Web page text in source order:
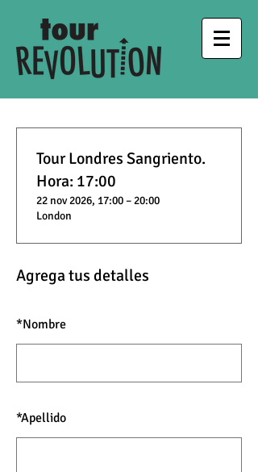
Agrega tus detalles
*Nombre
*Apellido
Tour Londres Sangriento.
Hora: 17:00
22 nov 2026, 17:00 – 20:00
London